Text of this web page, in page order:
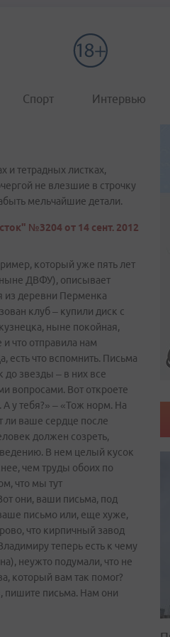
Спорт Интервью
и тетрадных листках,
не влезшие в строчку
мельчайшие детали.
№3204 от 14 сент. 2012
который уже пять лет
ДВФУ), описывает
из деревни Перменка
клуб – купили диск с
ныне покойная,
что отправила нам
что вспомнить. Письма
звезды – в них все
вопросами. Вот откроете
у тебя?» – «Тож норм. На
ли ваше сердце после
должен созреть,
В нем целый кусок
чем труды обоих по
что мы тут
они, ваши письма, под
письмо или, еще хуже,
что кирпичный завод
теперь есть к чему
неужто подумали, что не
который вам так помог?
пишите письма. Нам они